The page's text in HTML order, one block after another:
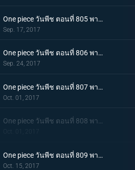
One piece วันพีช ตอนที่ 805 พากย์ไทย ต่อสู้กับขีดจำกัด ลูฟี่กับบิสกิตที่ไม่ยอมหมด
Sep. 17, 2017
One piece วันพีช ตอนที่ 806 พากย์ไทย พลังเต็มอิ่ม เกียร์ 4 ใหม่ แทงก์แมน
Sep. 24, 2017
One piece วันพีช ตอนที่ 807 พากย์ไทย การต่อสู้ที่แสนเศร้า ลูฟี่ VS ซันจิ (ครึ่งแรก)
Oct. 01, 2017
One piece วันพีช ตอนที่ 808 พากย์ไทย การต่อสู้ที่แสนเศร้า ลูฟี่ VS ซันจิ (ครึ่งหลัง)
Oct. 01, 2017
One piece วันพีช ตอนที่ 809 พากย์ไทย พายุแห่งการแก้แค้น กองทัพที่โกรธเกรี้ยวบุกเข้าโจมตี
Oct. 15, 2017